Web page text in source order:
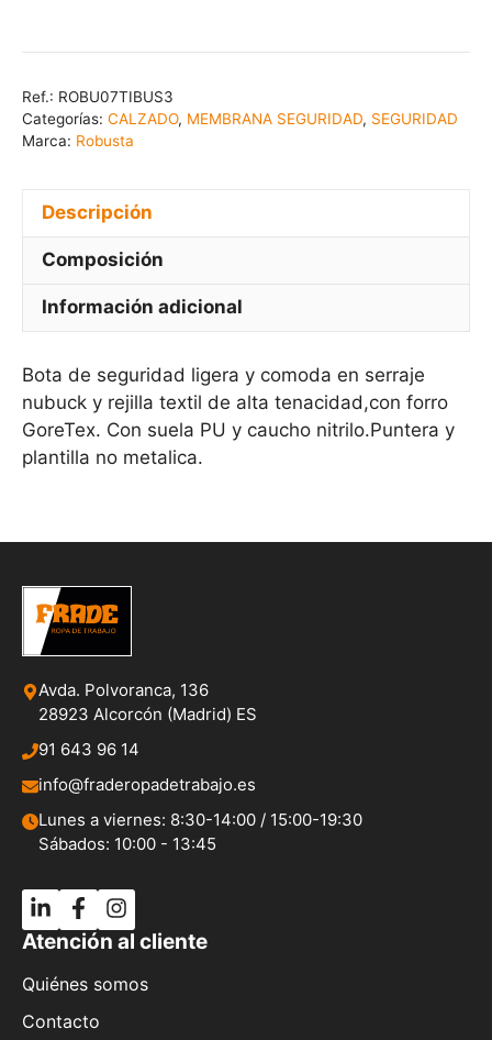
Ref.: ROBU07TIBUS3
Categorías: CALZADO, MEMBRANA SEGURIDAD, SEGURIDAD
Marca: Robusta
Descripción
Composición
Información adicional
Bota de seguridad ligera y comoda en serraje
nubuck y rejilla textil de alta tenacidad,con forro
GoreTex. Con suela PU y caucho nitrilo.Puntera y
plantilla no metalica.
Avda. Polvoranca, 136
28923 Alcorcón (Madrid) ES
91 643 96 14
info@fraderopadetrabajo.es
Lunes a viernes: 8:30-14:00 / 15:00-19:30
Sábados: 10:00 - 13:45
Atención al cliente
Quiénes somos
Contacto